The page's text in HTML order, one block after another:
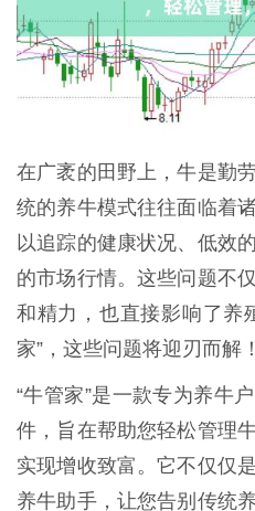
在广袤的田野上，牛是勤
统的养牛模式往往面临着
以追踪的健康状况、低效
的市场行情。这些问题不
和精力，也直接影响了养
家”，这些问题将迎刃而解！
“牛管家”是一款专为养牛
件，旨在帮助您轻松管理
实现增收致富。它不仅仅
养牛助手，让您告别传统